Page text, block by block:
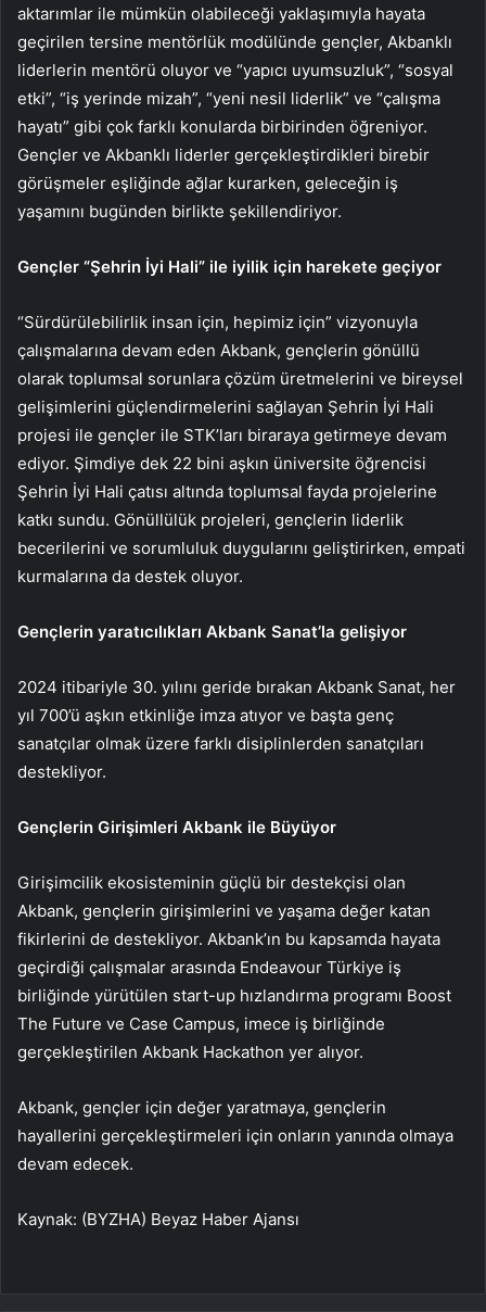
aktarımlar ile mümkün olabileceği yaklaşımıyla hayata
geçirilen tersine mentörlük modülünde gençler, Akbanklı
liderlerin mentörü oluyor ve “yapıcı uyumsuzluk”, “sosyal
etki”, “iş yerinde mizah”, “yeni nesil liderlik” ve “çalışma
hayatı” gibi çok farklı konularda birbirinden öğreniyor.
Gençler ve Akbanklı liderler gerçekleştirdikleri birebir
görüşmeler eşliğinde ağlar kurarken, geleceğin iş
yaşamını bugünden birlikte şekillendiriyor.
Gençler “Şehrin İyi Hali” ile iyilik için harekete geçiyor
“Sürdürülebilirlik insan için, hepimiz için” vizyonuyla
çalışmalarına devam eden Akbank, gençlerin gönüllü
olarak toplumsal sorunlara çözüm üretmelerini ve bireysel
gelişimlerini güçlendirmelerini sağlayan Şehrin İyi Hali
projesi ile gençler ile STK’ları biraraya getirmeye devam
ediyor. Şimdiye dek 22 bini aşkın üniversite öğrencisi
Şehrin İyi Hali çatısı altında toplumsal fayda projelerine
katkı sundu. Gönüllülük projeleri, gençlerin liderlik
becerilerini ve sorumluluk duygularını geliştirirken, empati
kurmalarına da destek oluyor.
Gençlerin yaratıcılıkları Akbank Sanat’la gelişiyor
2024 itibariyle 30. yılını geride bırakan Akbank Sanat, her
yıl 700’ü aşkın etkinliğe imza atıyor ve başta genç
sanatçılar olmak üzere farklı disiplinlerden sanatçıları
destekliyor.
Gençlerin Girişimleri Akbank ile Büyüyor
Girişimcilik ekosisteminin güçlü bir destekçisi olan
Akbank, gençlerin girişimlerini ve yaşama değer katan
fikirlerini de destekliyor. Akbank’ın bu kapsamda hayata
geçirdiği çalışmalar arasında Endeavour Türkiye iş
birliğinde yürütülen start-up hızlandırma programı Boost
The Future ve Case Campus, imece iş birliğinde
gerçekleştirilen Akbank Hackathon yer alıyor.
Akbank, gençler için değer yaratmaya, gençlerin
hayallerini gerçekleştirmeleri için onların yanında olmaya
devam edecek.
Kaynak: (BYZHA) Beyaz Haber Ajansı